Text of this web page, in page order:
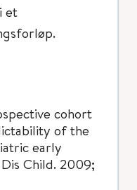
et
cohort
of the
early
Child. 2009;